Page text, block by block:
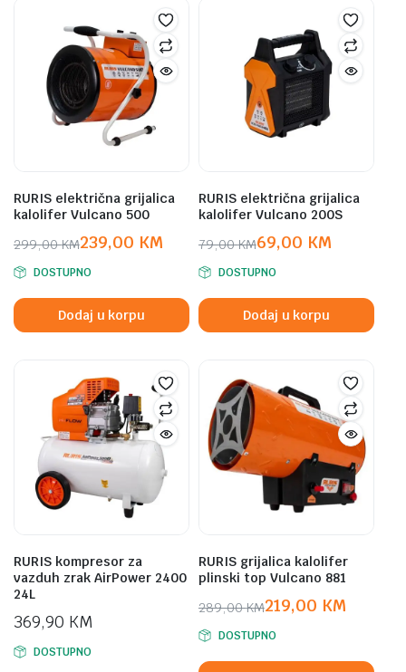
RURIS električna grijalica
kalolifer Vulcano 500
299,00KM
Original
price
was:
299,00 KM.
239,00 KM
Current
price
is:
239,00 KM.
DOSTUPNO
Dodaj u korpu
RURIS električna grijalica
kalolifer Vulcano 200S
79,00KM
Original
price
was:
79,00 KM.
69,00 KM
Current
price
is:
69,00 KM.
DOSTUPNO
Dodaj u korpu
RURIS kompresor za
vazduh zrak AirPower 2400
24L
369,90 KM
DOSTUPNO
RURIS grijalica kalolifer
plinski top Vulcano 881
289,00KM
Original
price
was:
219,00 KM
Current
price
is:
DOSTUPNO